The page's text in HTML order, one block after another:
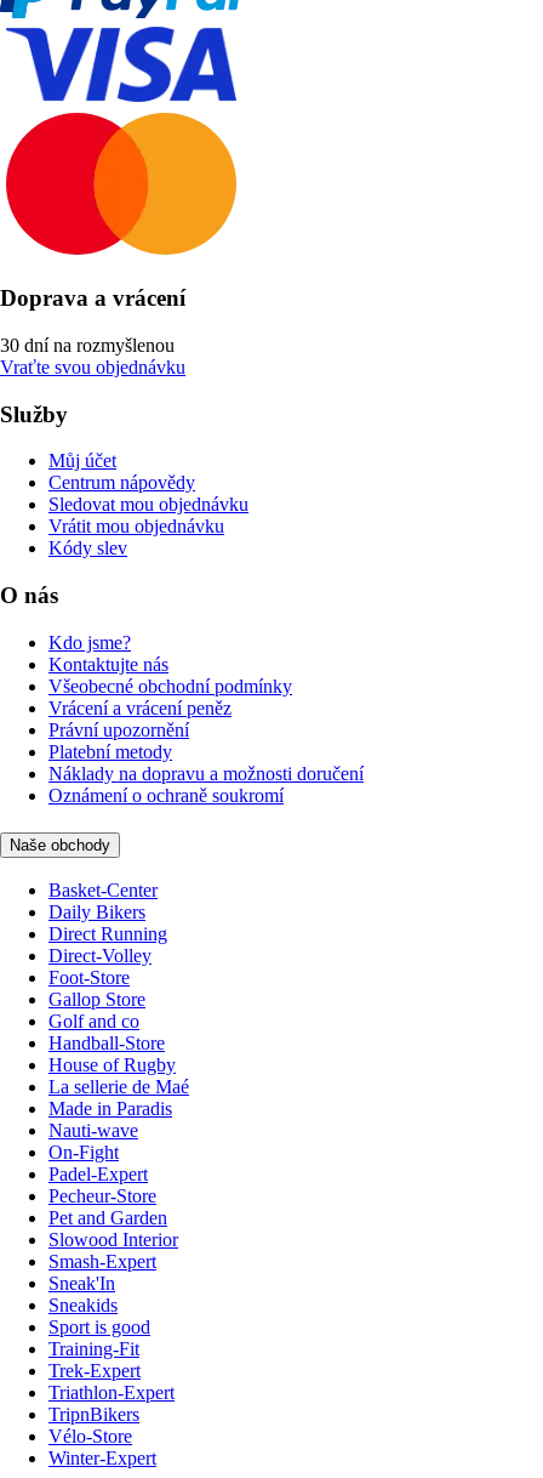
Doprava a vrácení
30 dní na rozmyšlenou
Vraťte svou objednávku
Služby
Můj účet
Centrum nápovědy
Sledovat mou objednávku
Vrátit mou objednávku
Kódy slev
O nás
Kdo jsme?
Kontaktujte nás
Všeobecné obchodní podmínky
Vrácení a vrácení peněz
Právní upozornění
Platební metody
Náklady na dopravu a možnosti doručení
Oznámení o ochraně soukromí
Naše obchody
Basket-Center
Daily Bikers
Direct Running
Direct-Volley
Foot-Store
Gallop Store
Golf and co
Handball-Store
House of Rugby
La sellerie de Maé
Made in Paradis
Nauti-wave
On-Fight
Padel-Expert
Pecheur-Store
Pet and Garden
Slowood Interior
Smash-Expert
Sneak'In
Sneakids
Sport is good
Training-Fit
Trek-Expert
Triathlon-Expert
TripnBikers
Vélo-Store
Winter-Expert